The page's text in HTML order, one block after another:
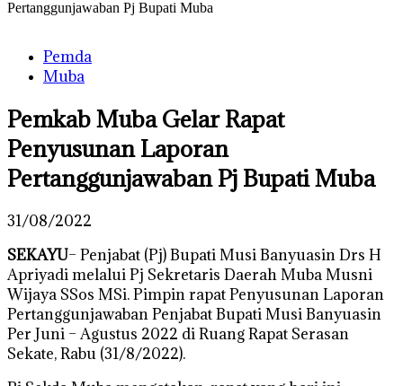
Pertanggunjawaban Pj Bupati Muba
Pemda
Muba
Pemkab Muba Gelar Rapat
Penyusunan Laporan
Pertanggunjawaban Pj Bupati Muba
31/08/2022
SEKAYU– Penjabat (Pj) Bupati Musi Banyuasin Drs H
Apriyadi melalui Pj Sekretaris Daerah Muba Musni
Wijaya SSos MSi. Pimpin rapat Penyusunan Laporan
Pertanggunjawaban Penjabat Bupati Musi Banyuasin
Per Juni – Agustus 2022 di Ruang Rapat Serasan
Sekate, Rabu (31/8/2022).